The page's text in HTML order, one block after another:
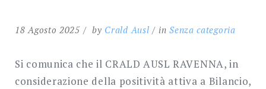
18 Agosto 2025 by Crald Ausl inSenza categoria
Si comunica che il CRALD AUSL RAVENNA, in
considerazione della positività attiva a Bilancio,